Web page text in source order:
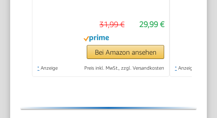
Kompatibel mit
Makita Akku, 25+1
Drehmomentstufen,
10mm Bohrfutter,
29,99 €
31,99 €
Bei Amazon ansehen
* Anzeige Preis inkl. MwSt., zzgl. Versandkosten * Anzeige